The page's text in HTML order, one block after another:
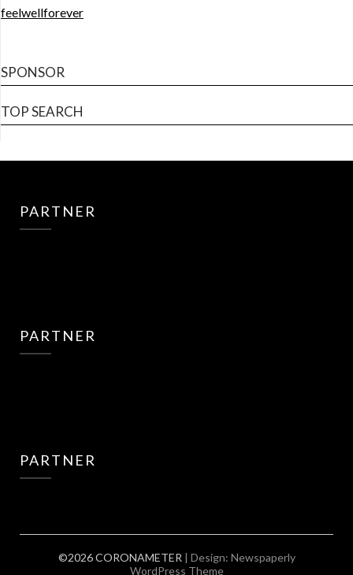
feelwellforever
SPONSOR
TOP SEARCH
PARTNER
PARTNER
PARTNER
©2026 CORONAMETER | Design: Newspaperly
WordPress Theme